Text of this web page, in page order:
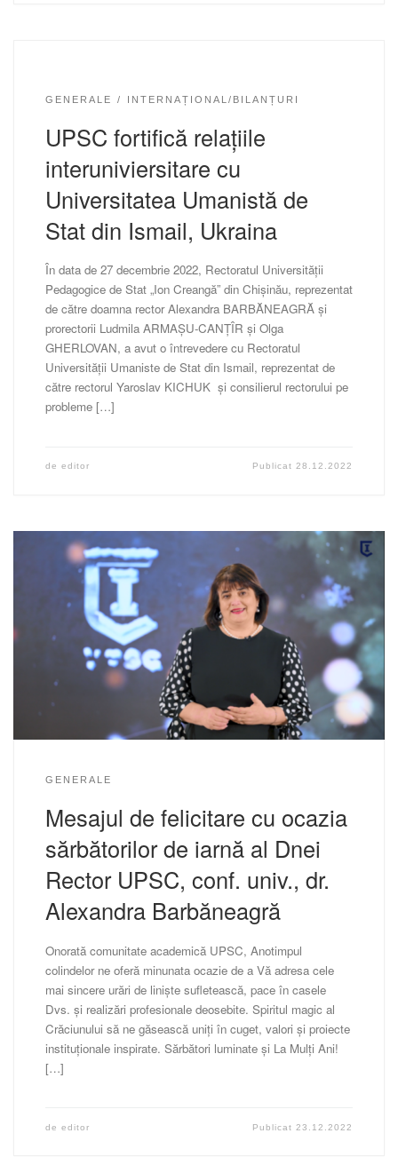
GENERALE INTERNAȚIONAL/BILANȚURI
UPSC fortifică relațiile
interuniviersitare cu
Universitatea Umanistă de
Stat din Ismail, Ukraina
În data de 27 decembrie 2022, Rectoratul Universității
Pedagogice de Stat „Ion Creangă” din Chișinău, reprezentat
de către doamna rector Alexandra BARBĂNEAGRĂ și
prorectorii Ludmila ARMAȘU-CANȚÎR și Olga
GHERLOVAN, a avut o întrevedere cu Rectoratul
Universității Umaniste de Stat din Ismail, reprezentat de
către rectorul Yaroslav KICHUK și consilierul rectorului pe
probleme […]
de editor Publicat28.12.2022
GENERALE
Mesajul de felicitare cu ocazia
sărbătorilor de iarnă al Dnei
Rector UPSC, conf. univ., dr.
Alexandra Barbăneagră
Onorată comunitate academică UPSC, Anotimpul
colindelor ne oferă minunata ocazie de a Vă adresa cele
mai sincere urări de liniște sufletească, pace în casele
Dvs. și realizări profesionale deosebite. Spiritul magic al
Crăciunului să ne găsească uniți în cuget, valori și proiecte
instituționale inspirate. Sărbători luminate și La Mulți Ani!
[…]
de editor Publicat23.12.2022